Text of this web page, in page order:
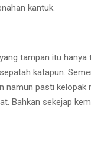
kantuk.
tampan itu hanya
katapun.
namun pasti kelopak
Bahkan sekejap